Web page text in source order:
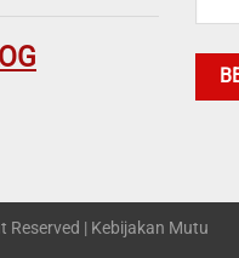
Reserved | Kebijakan Mutu